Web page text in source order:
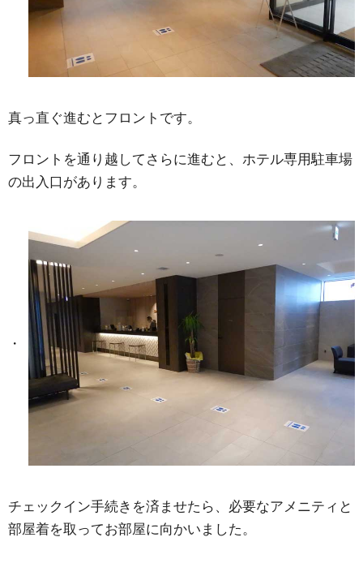
真っ直ぐ進むとフロントです。
フロントを通り越してさらに進むと、ホテル専用駐車場
の出入口があります。
チェックイン手続きを済ませたら、必要なアメニティと
部屋着を取ってお部屋に向かいました。